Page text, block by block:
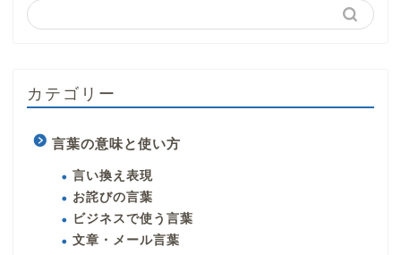
カテゴリー
言葉の意味と使い方
言い換え表現
お詫びの言葉
ビジネスで使う言葉
文章・メール言葉